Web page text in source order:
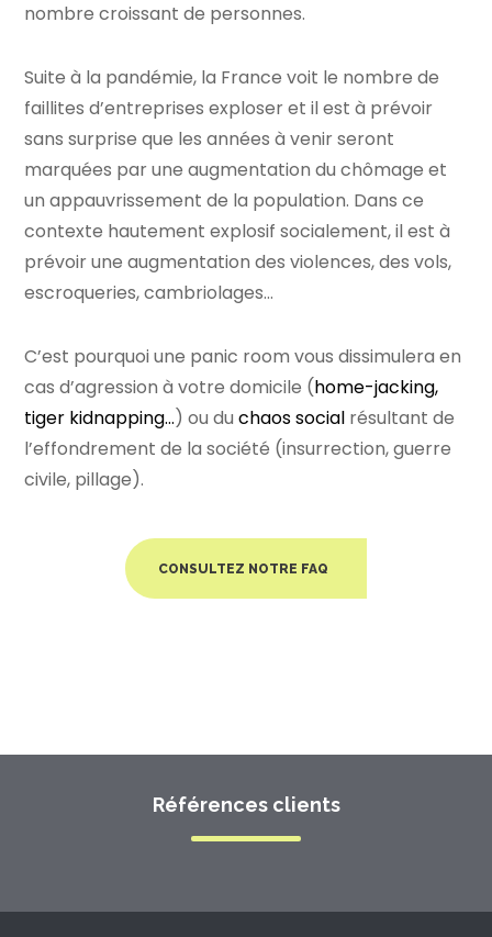
nombre croissant de personnes.
Suite à la pandémie, la France voit le nombre de
faillites d’entreprises exploser et il est à prévoir
sans surprise que les années à venir seront
marquées par une augmentation du chômage et
un appauvrissement de la population. Dans ce
contexte hautement explosif socialement, il est à
prévoir une augmentation des violences, des vols,
escroqueries, cambriolages…
C’est pourquoi une panic room vous dissimulera en
cas d’agression à votre domicile (home-jacking,
tiger kidnapping…) ou duchaos social résultant de
l’effondrement de la société (insurrection, guerre
civile, pillage).
CONSULTEZ NOTRE FAQ
Références clients